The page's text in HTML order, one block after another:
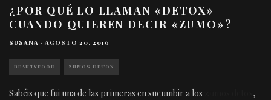
¿POR QUÉ LO LLAMAN «DETOX»
CUANDO QUIEREN DECIR «ZUMO»?
SUSANA · AGOSTO 20, 2016
BEAUTYFOOD ZUMOS DETOX
Sabéis que fui una de las primeras en sucumbir a los
,